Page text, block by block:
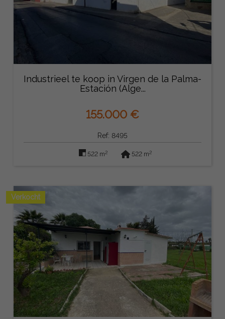
Industrieel te koop in Virgen de la Palma-
Estación (Alge...
155.000 €
Ref: 8495
522 m2 522 m2
Verkocht